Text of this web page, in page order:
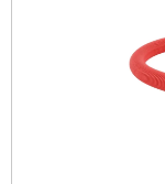
Дозаторы для
Затворы для
Промышленные